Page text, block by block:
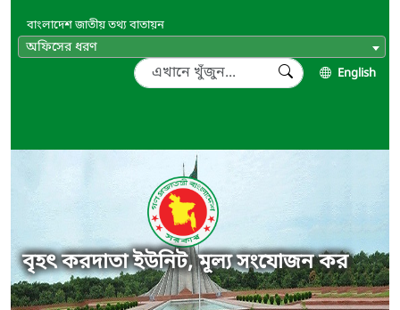
বাংলাদেশ জাতীয় তথ্য বাতায়ন
অফিসের ধরণ
English
বৃহৎ করদাতা ইউনিট, মূল্য সংযোজন কর